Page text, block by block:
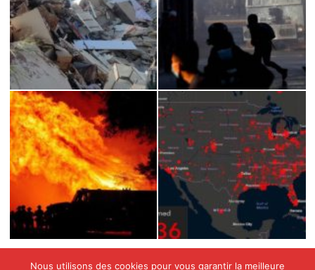
Nous utilisons des cookies pour vous garantir la meilleure